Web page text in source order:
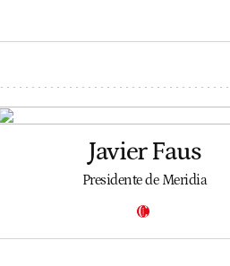
Javier Faus
Presidente de Meridia